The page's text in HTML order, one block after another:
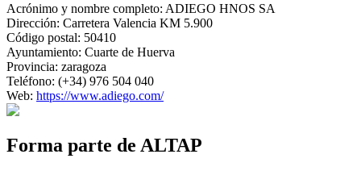
Acrónimo y nombre completo: ADIEGO HNOS SA
Dirección: Carretera Valencia KM 5.900
Código postal: 50410
Ayuntamiento: Cuarte de Huerva
Provincia: zaragoza
Teléfono: (+34) 976 504 040
Web: https://www.adiego.com/
Forma parte de ALTAP